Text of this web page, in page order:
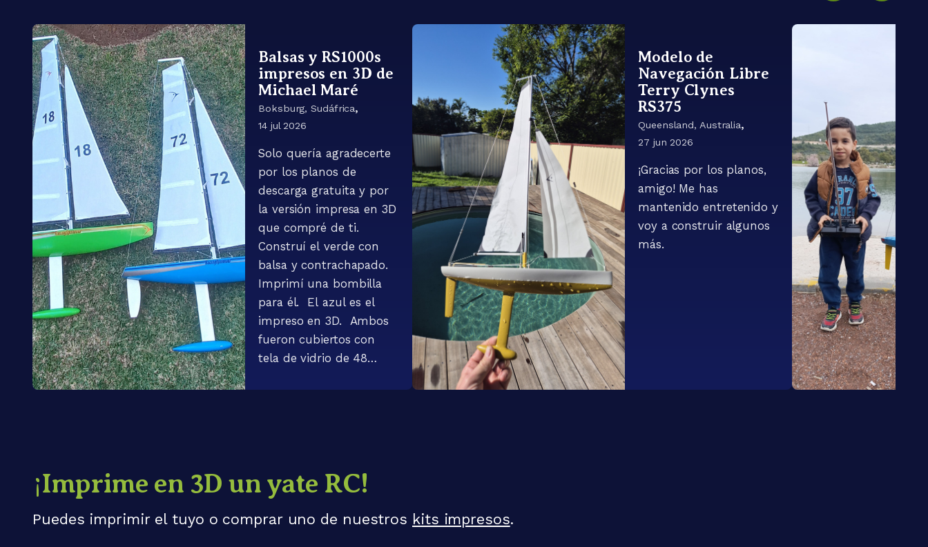
Balsas y RS1000s
impresos en 3D de
Michael Maré
Boksburg, Sudáfrica,
14 jul 2026
Solo quería agradecerte
por los planos de
descarga gratuita y por
la versión impresa en 3D
que compré de ti.
Construí el verde con
balsa y contrachapado.
Imprimí una bombilla
para él. El azul es el
impreso en 3D. Ambos
fueron cubiertos con
tela de vidrio de 48
Modelo de
Navegación Libre
Terry Clynes
RS375
Queensland, Australia,
27 jun 2026
¡Gracias por los planos,
amigo! Me has
mantenido entretenido y
voy a construir algunos
más.
¡Imprime en 3D un yate RC!
Puedes imprimir el tuyo o comprar uno de nuestros kits impresos.